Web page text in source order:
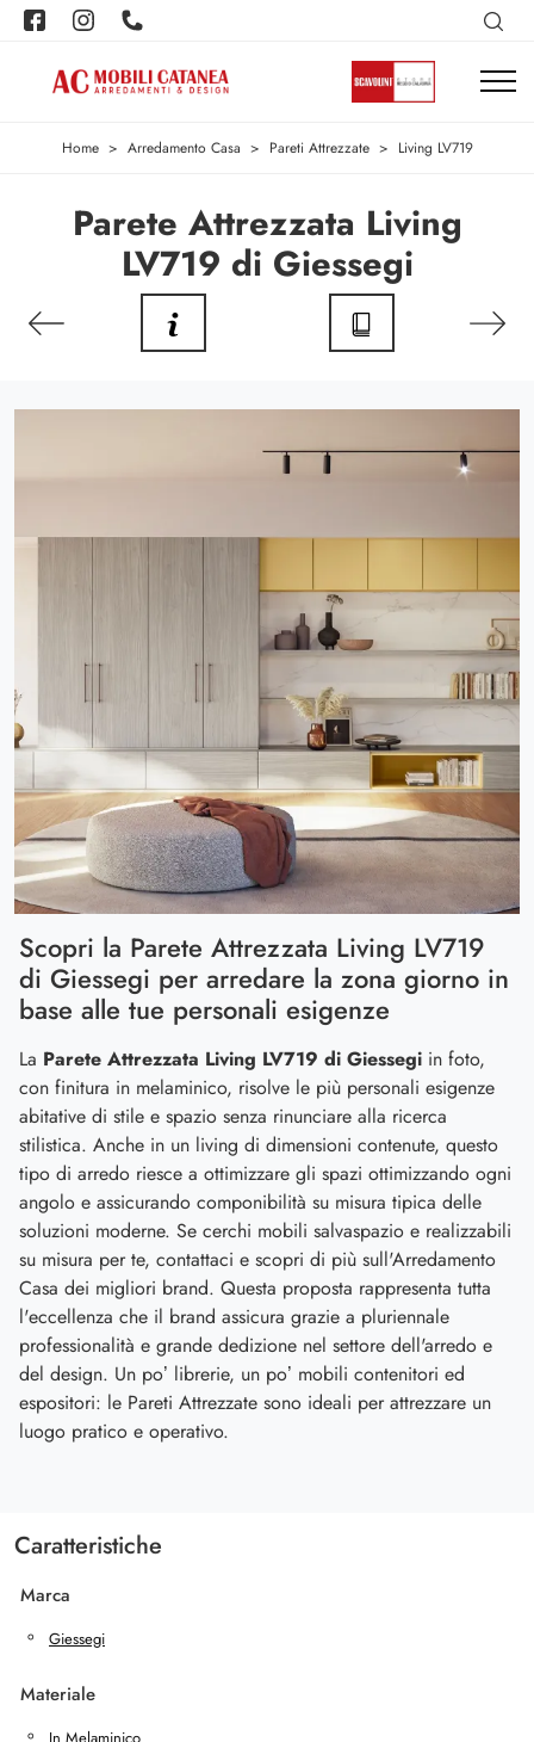
Home > Arredamento Casa > Pareti Attrezzate > Living LV719
Parete Attrezzata Living
LV719 di Giessegi
Scopri la Parete Attrezzata Living LV719
di Giessegi per arredare la zona giorno in
base alle tue personali esigenze
La Parete Attrezzata Living LV719 di Giessegi in foto,
con finitura in melaminico, risolve le più personali esigenze
abitative di stile e spazio senza rinunciare alla ricerca
stilistica. Anche in un living di dimensioni contenute, questo
tipo di arredo riesce a ottimizzare gli spazi ottimizzando ogni
angolo e assicurando componibilità su misura tipica delle
soluzioni moderne. Se cerchi mobili salvaspazio e realizzabili
su misura per te, contattaci e scopri di più sull'Arredamento
Casa dei migliori brand. Questa proposta rappresenta tutta
l'eccellenza che il brand assicura grazie a pluriennale
professionalità e grande dedizione nel settore dell'arredo e
del design. Un po’ librerie, un po’ mobili contenitori ed
espositori: le Pareti Attrezzate sono ideali per attrezzare un
luogo pratico e operativo.
Caratteristiche
Marca
Giessegi
Materiale